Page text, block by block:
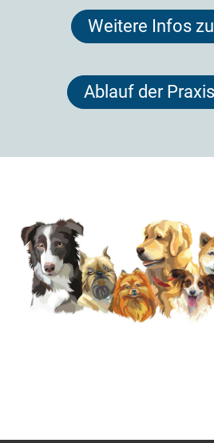
Weitere Infos
Ablauf der